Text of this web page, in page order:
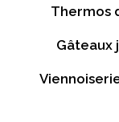
Thermos
Gâteaux